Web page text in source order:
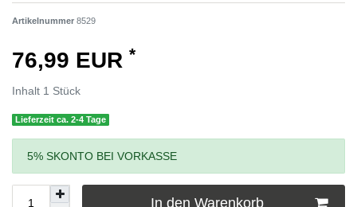
Artikelnummer 8529
76,99 EUR *
Inhalt 1 Stück
Lieferzeit ca. 2-4 Tage
5% SKONTO BEI VORKASSE
In den Warenkorb